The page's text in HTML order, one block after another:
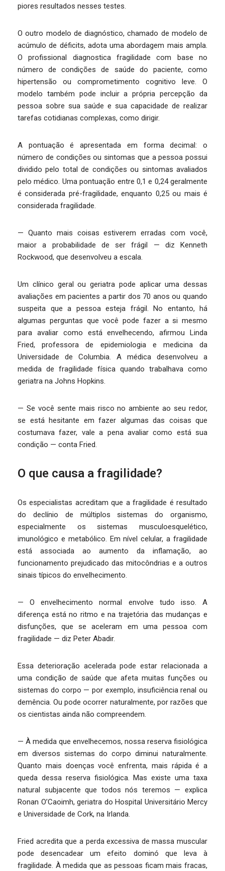
piores resultados nesses testes.
O outro modelo de diagnóstico, chamado de modelo de
acúmulo de déficits, adota uma abordagem mais ampla.
O profissional diagnostica fragilidade com base no
número de condições de saúde do paciente, como
hipertensão ou comprometimento cognitivo leve. O
modelo também pode incluir a própria percepção da
pessoa sobre sua saúde e sua capacidade de realizar
tarefas cotidianas complexas, como dirigir.
A pontuação é apresentada em forma decimal: o
número de condições ou sintomas que a pessoa possui
dividido pelo total de condições ou sintomas avaliados
pelo médico. Uma pontuação entre 0,1 e 0,24 geralmente
é considerada pré-fragilidade, enquanto 0,25 ou mais é
considerada fragilidade.
— Quanto mais coisas estiverem erradas com você,
maior a probabilidade de ser frágil — diz Kenneth
Rockwood, que desenvolveu a escala.
Um clínico geral ou geriatra pode aplicar uma dessas
avaliações em pacientes a partir dos 70 anos ou quando
suspeita que a pessoa esteja frágil. No entanto, há
algumas perguntas que você pode fazer a si mesmo
para avaliar como está envelhecendo, afirmou Linda
Fried, professora de epidemiologia e medicina da
Universidade de Columbia. A médica desenvolveu a
medida de fragilidade física quando trabalhava como
geriatra na Johns Hopkins.
— Se você sente mais risco no ambiente ao seu redor,
se está hesitante em fazer algumas das coisas que
costumava fazer, vale a pena avaliar como está sua
condição — conta Fried.
O que causa a fragilidade?
Os especialistas acreditam que a fragilidade é resultado
do declínio de múltiplos sistemas do organismo,
especialmente os sistemas musculoesquelético,
imunológico e metabólico. Em nível celular, a fragilidade
está associada ao aumento da inflamação, ao
funcionamento prejudicado das mitocôndrias e a outros
sinais típicos do envelhecimento.
— O envelhecimento normal envolve tudo isso. A
diferença está no ritmo e na trajetória das mudanças e
disfunções, que se aceleram em uma pessoa com
fragilidade — diz Peter Abadir.
Essa deterioração acelerada pode estar relacionada a
uma condição de saúde que afeta muitas funções ou
sistemas do corpo — por exemplo, insuficiência renal ou
demência. Ou pode ocorrer naturalmente, por razões que
os cientistas ainda não compreendem.
— À medida que envelhecemos, nossa reserva fisiológica
em diversos sistemas do corpo diminui naturalmente.
Quanto mais doenças você enfrenta, mais rápida é a
queda dessa reserva fisiológica. Mas existe uma taxa
natural subjacente que todos nós teremos — explica
Ronan O’Caoimh, geriatra do Hospital Universitário Mercy
e Universidade de Cork, na Irlanda.
Fried acredita que a perda excessiva de massa muscular
pode desencadear um efeito dominó que leva à
fragilidade. À medida que as pessoas ficam mais fracas,